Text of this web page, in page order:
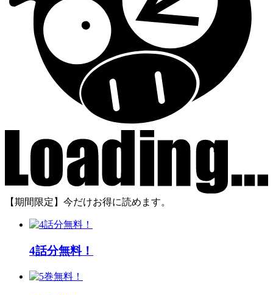
【期間限定】今だけお得に読めます。
4話分無料！